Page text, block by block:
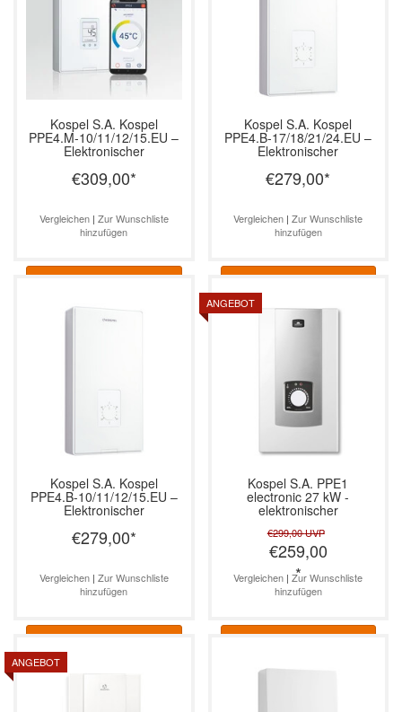
Kospel S.A. Kospel
PPE4.M-10/11/12/15.EU –
Elektronischer
& LCD, 10–15 kW
€309,00*
Vergleichen| Zur Wunschliste
hinzufügen
Informationen
Kospel S.A. Kospel
PPE4.B-17/18/21/24.EU –
Elektronischer
kW
€279,00*
Vergleichen |Zur Wunschliste
hinzufügen
Informationen
Kospel S.A. Kospel
PPE4.B-10/11/12/15.EU –
Elektronischer
kW
€279,00*
Vergleichen| Zur Wunschliste
hinzufügen
Informationen
ANGEBOT
Kospel S.A. PPE1
electronic 27 kW -
elektronischer
€299,00UVP
€259,00
*
Vergleichen |Zur Wunschliste
hinzufügen
Informationen
ANGEBOT